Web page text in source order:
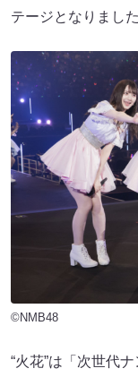
テージとなりました
©NMB48
“火花”は「次世代